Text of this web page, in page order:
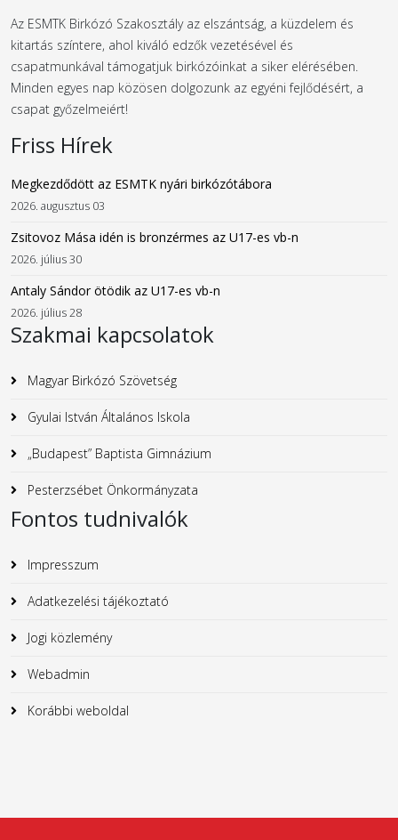
Az ESMTK Birkózó Szakosztály az elszántság, a küzdelem és
kitartás színtere, ahol kiváló edzők vezetésével és
csapatmunkával támogatjuk birkózóinkat a siker elérésében.
Minden egyes nap közösen dolgozunk az egyéni fejlődésért, a
csapat győzelmeiért!
Friss Hírek
Megkezdődött az ESMTK nyári birkózótábora
2026. augusztus 03
Zsitovoz Mása idén is bronzérmes az U17-es vb-n
2026. július 30
Antaly Sándor ötödik az U17-es vb-n
2026. július 28
Szakmai kapcsolatok
Magyar Birkózó Szövetség
Gyulai István Általános Iskola
„Budapest” Baptista Gimnázium
Pesterzsébet Önkormányzata
Fontos tudnivalók
Impresszum
Adatkezelési tájékoztató
Jogi közlemény
Webadmin
Korábbi weboldal